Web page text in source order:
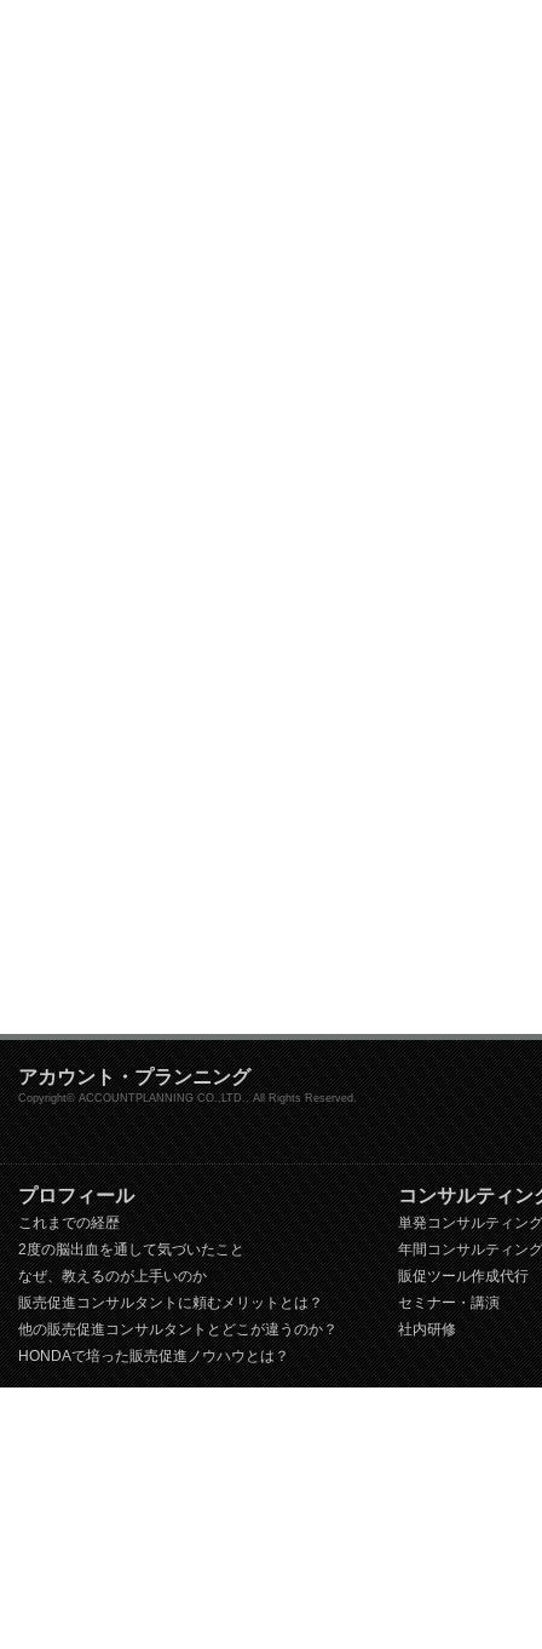
アカウント・プランニング
Copyright© ACCOUNTPLANNING CO.,LTD.. All Rights Reserved.
プロフィール
これまでの経歴
2度の脳出血を通して気づいたこと
なぜ、教えるのが上手いのか
販売促進コンサルタントに頼むメリットとは？
他の販売促進コンサルタントとどこが違うのか？
HONDAで培った販売促進ノウハウとは？
コンサルティン
単発コンサルティング
年間コンサルティング
販促ツール作成代行
セミナー・講演
社内研修